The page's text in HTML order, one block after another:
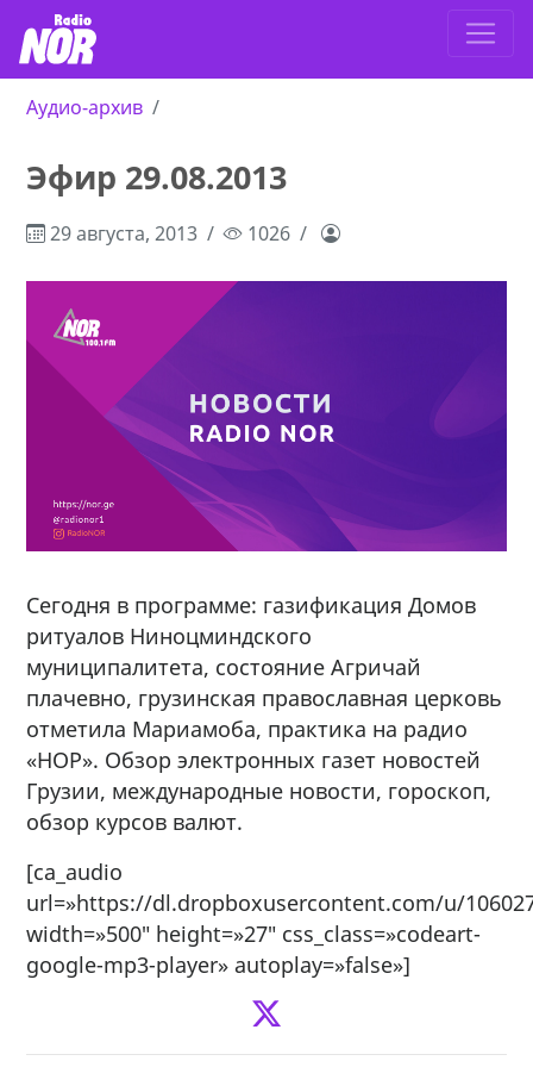
Аудио-архив
Эфир 29.08.2013
29 августа, 2013 1026
Сегодня в программе: газификация Домов
ритуалов Ниноцминдского
муниципалитета, состояние Агричай
плачевно, грузинская православная церковь
отметила Мариамоба, практика на радио
«НОР». Обзор электронных газет новостей
Грузии, международные новости, гороскоп,
обзор курсов валют.
[ca_audio
url=»https://dl.dropboxusercontent.com/u/
width=»500″ height=»27″ css_class=»codeart-
google-mp3-player» autoplay=»false»]